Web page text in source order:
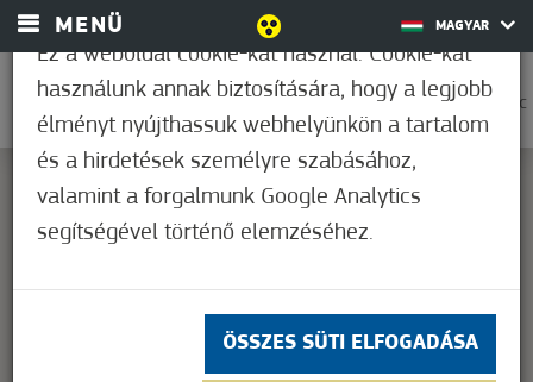
MENÜ MAGYAR
0
33,9°C
This page can't load Google Maps correctly.
Do you own this website? OK
Ez a weboldal cookie-kat használ. Cookie-kat
használunk annak biztosítására, hogy a legjobb
élményt nyújthassuk webhelyünkön a tartalom
és a hirdetések személyre szabásához,
valamint a forgalmunk Google Analytics
segítségével történő elemzéséhez.
ÖSSZES SÜTI ELFOGADÁSA